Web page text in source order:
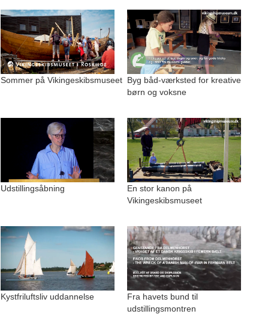
Sommer på Vikingeskibsmuseet Byg båd-værksted for kreative
børn og voksne
Udstillingsåbning
En stor kanon på
Vikingeskibsmuseet
Kystfriluftsliv uddannelse
Fra havets bund til
udstillingsmontren